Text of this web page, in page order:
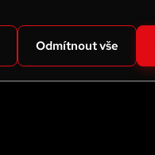
Odmítnout vše